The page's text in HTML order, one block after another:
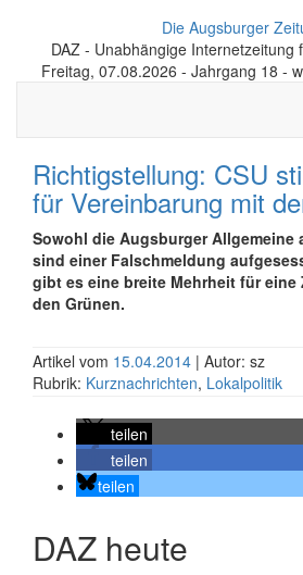
Die Augsburger
DAZ - Unabhängige Internetzeitung
Freitag, 07.08.2026 - Jahrgang 18 -
Richtigstellung: CSU
für Vereinbarung mit
Sowohl die Augsburger Allgemeine
sind einer Falschmeldung
gibt es eine breite Mehrheit für eine
den Grünen.
Artikel vom 15.04.2014 | Autor: sz
Rubrik: Kurznachrichten, Lokalpolitik
teilen
teilen
teilen
DAZ heute